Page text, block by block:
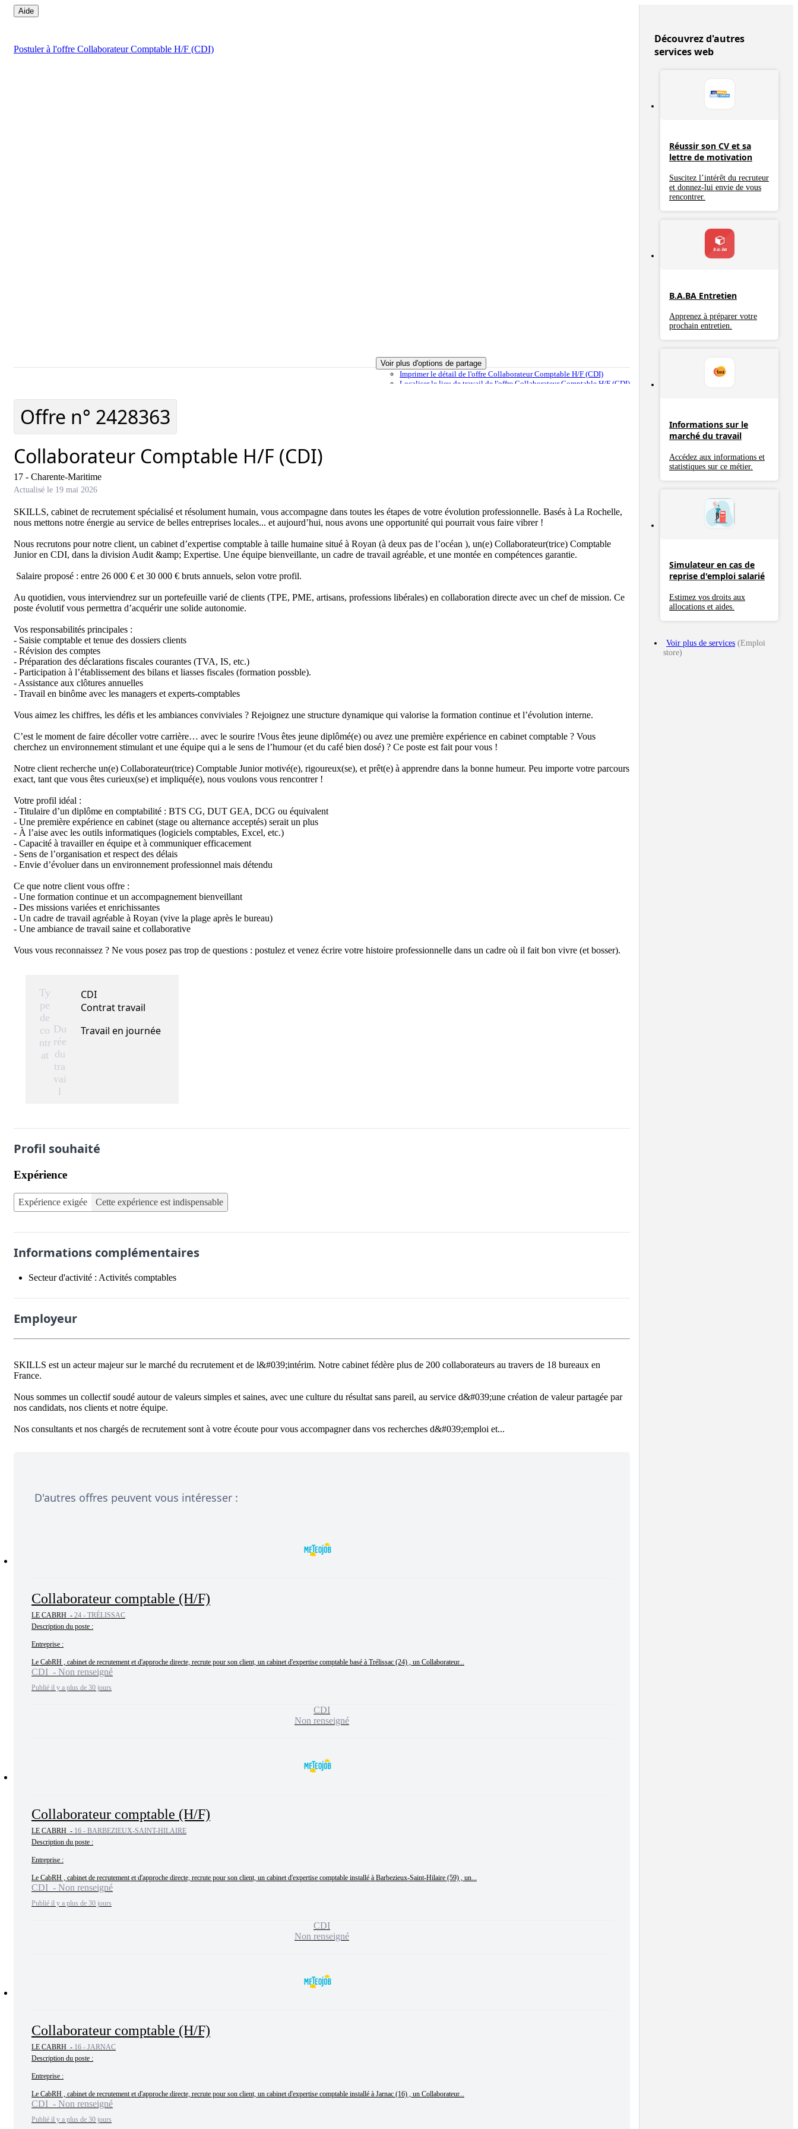
Aide
Postulerà l'offre Collaborateur Comptable H/F (CDI)
Voir plus d'options de partage
Imprimerle détail de l'offre Collaborateur Comptable H/F (CDI)
Localiserle lieu de travail de l'offre Collaborateur Comptable H/F (CDI)
Offre n° 2428363
Collaborateur Comptable H/F (CDI)
17 - Charente-Maritime
Actualisé le 19 mai 2026
SKILLS, cabinet de recrutement spécialisé et résolument humain, vous accompagne dans toutes les étapes de votre évolution professionnelle. Basés à La Rochelle,
nous mettons notre énergie au service de belles entreprises locales... et aujourd’hui, nous avons une opportunité qui pourrait vous faire vibrer !
Nous recrutons pour notre client, un cabinet d’expertise comptable à taille humaine situé à Royan (à deux pas de l’océan ), un(e) Collaborateur(trice) Comptable
Junior en CDI, dans la division Audit &amp; Expertise. Une équipe bienveillante, un cadre de travail agréable, et une montée en compétences garantie.
Au quotidien, vous interviendrez sur un portefeuille varié de clients (TPE, PME, artisans, professions libérales) en collaboration directe avec un chef de mission. Ce
poste évolutif vous permettra d’acquérir une solide autonomie.
Vos responsabilités principales :
- Saisie comptable et tenue des dossiers clients
- Révision des comptes
- Préparation des déclarations fiscales courantes (TVA, IS, etc.)
- Participation à l’établissement des bilans et liasses fiscales (formation possble).
- Assistance aux clôtures annuelles
- Travail en binôme avec les managers et experts-comptables
Vous aimez les chiffres, les défis et les ambiances conviviales ? Rejoignez une structure dynamique qui valorise la formation continue et l’évolution interne.
C’est le moment de faire décoller votre carrière… avec le sourire !Vous êtes jeune diplômé(e) ou avez une première expérience en cabinet comptable ? Vous
cherchez un environnement stimulant et une équipe qui a le sens de l’humour (et du café bien dosé) ? Ce poste est fait pour vous !
Notre client recherche un(e) Collaborateur(trice) Comptable Junior motivé(e), rigoureux(se), et prêt(e) à apprendre dans la bonne humeur. Peu importe votre parcours
exact, tant que vous êtes curieux(se) et impliqué(e), nous voulons vous rencontrer !
Votre profil idéal :
- Titulaire d’un diplôme en comptabilité : BTS CG, DUT GEA, DCG ou équivalent
- Une première expérience en cabinet (stage ou alternance acceptés) serait un plus
- À l’aise avec les outils informatiques (logiciels comptables, Excel, etc.)
- Capacité à travailler en équipe et à communiquer efficacement
- Sens de l’organisation et respect des délais
- Envie d’évoluer dans un environnement professionnel mais détendu
Ce que notre client vous offre :
- Une formation continue et un accompagnement bienveillant
- Des missions variées et enrichissantes
- Un cadre de travail agréable à Royan (vive la plage après le bureau)
- Une ambiance de travail saine et collaborative
Vous vous reconnaissez ? Ne vous posez pas trop de questions : postulez et venez écrire votre histoire professionnelle dans un cadre où il fait bon vivre (et bosser).
Ty
pe
de
co
ntr
at
CDI
Contrat travail
Du
rée
du
tra
vai
l
Travail en journée
Profil souhaité
Expérience
Expérience exigée Cette expérience est indispensable
Informations complémentaires
Secteur d'activité : Activités comptables
Employeur
SKILLS est un acteur majeur sur le marché du recrutement et de l&#039;intérim. Notre cabinet fédère plus de 200 collaborateurs au travers de 18 bureaux en
France.
Nous sommes un collectif soudé autour de valeurs simples et saines, avec une culture du résultat sans pareil, au service d&#039;une création de valeur partagée par
nos candidats, nos clients et notre équipe.
D'autres offres peuvent vous intéresser :
Collaborateur comptable (H/F)
LE CABRH - 24 - TRÉLISSAC
Description du poste :
Entreprise :
Le CabRH , cabinet de recrutement et d'approche directe, recrute pour son client, un cabinet d'expertise comptable basé à Trélissac (24) , un Collaborateur...
CDI - Non renseigné
Publié il y a plus de 30 jours
CDI
Non renseigné
Collaborateur comptable (H/F)
LE CABRH - 16 - BARBEZIEUX-SAINT-HILAIRE
Description du poste :
Entreprise :
Le CabRH , cabinet de recrutement et d'approche directe, recrute pour son client, un cabinet d'expertise comptable installé à Barbezieux-Saint-Hilaire (59) , un...
CDI - Non renseigné
Publié il y a plus de 30 jours
CDI
Non renseigné
Collaborateur comptable (H/F)
LE CABRH - 16 - JARNAC
Description du poste :
Entreprise :
Le CabRH , cabinet de recrutement et d'approche directe, recrute pour son client, un cabinet d'expertise comptable installé à Jarnac (16) , un Collaborateur...
CDI - Non renseigné
Publié il y a plus de 30 jours
Découvrez d'autres
services web
Réussir son CV et sa
lettre de motivation
Suscitez l’intérêt du recruteur
et donnez-lui envie de vous
rencontrer.
B.A.BA Entretien
Apprenez à préparer votre
prochain entretien.
Informations sur le
marché du travail
Accédez aux informations et
statistiques sur ce métier.
Simulateur en cas de
reprise d'emploi salarié
Estimez vos droits aux
allocations et aides.
Voir plus de services (Emploi
store)